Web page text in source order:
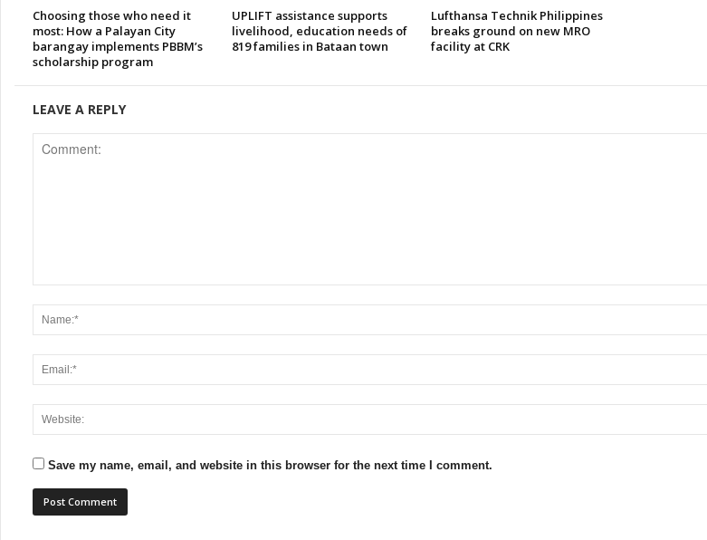
Choosing those who need it
most: How a Palayan City
barangay implements PBBM’s
scholarship program
UPLIFT assistance supports
livelihood, education needs of
819 families in Bataan town
Lufthansa Technik Philippines
breaks ground on new MRO
facility at CRK
LEAVE A REPLY
Save my name, email, and website in this browser for the next time I comment.